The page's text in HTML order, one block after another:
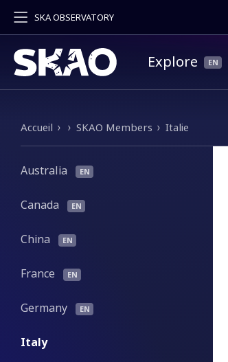
SKA OBSERVATORY
Explore
Fil d'Ariane
Accueil SKAO Members Italie
Australia
Canada
China
France
Germany
Italy